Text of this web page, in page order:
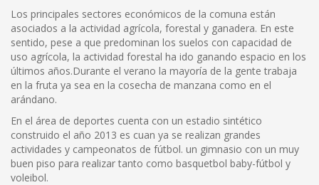
Los principales sectores económicos de la comuna están
asociados a la actividad agrícola, forestal y ganadera. En este
sentido, pese a que predominan los suelos con capacidad de
uso agrícola, la actividad forestal ha ido ganando espacio en los
últimos años.Durante el verano la mayoría de la gente trabaja
en la fruta ya sea en la cosecha de manzana como en el
arándano.
En el área de deportes cuenta con un estadio sintético
construido el año 2013 es cuan ya se realizan grandes
actividades y campeonatos de fútbol. un gimnasio con un muy
buen piso para realizar tanto como basquetbol baby-fútbol y
voleibol.